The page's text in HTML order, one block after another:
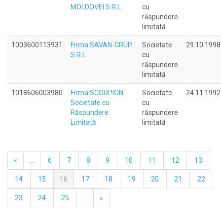
MOLDOVEI S.R.L
cu
răspundere
limitată
1003600113931
Firma SAVAN-GRUP
S.R.L
Societate
cu
răspundere
limitată
29.10.1998
1018606003980
Firma SCORPION
Societate cu
Răspundere
Limitată
Societate
cu
răspundere
limitată
24.11.1992
« 6 7 8 9 10 11 12 13
14 15 16 17 18 19 20 21 22
23 24 25 »